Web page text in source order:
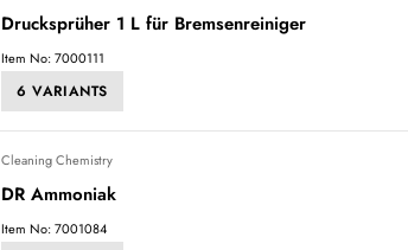
Drucksprüher 1 L für Bremsenreiniger
Item No: 7000111
6 VARIANTS
Cleaning Chemistry
DR Ammoniak
Item No: 7001084